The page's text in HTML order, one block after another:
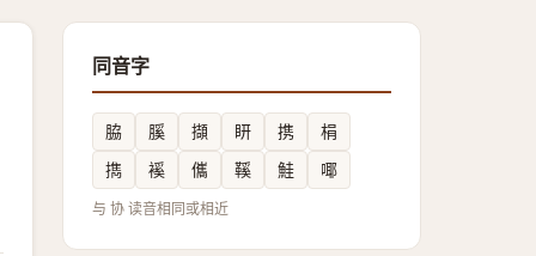
同音字
脇 膎 擷 䀘 携
梋
擕
䙎 儶 鞵 鮭 㖿
与 协 读音相同或相近